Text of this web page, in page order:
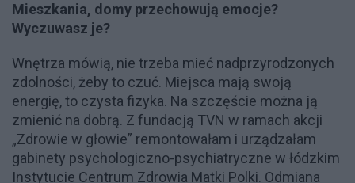
Mieszkania, domy przechowują emocje?
Wyczuwasz je?
Wnętrza mówią, nie trzeba mieć nadprzyrodzonych
zdolności, żeby to czuć. Miejsca mają swoją
energię, to czysta fizyka. Na szczęście można ją
zmienić na dobrą. Z fundacją TVN w ramach akcji
„Zdrowie w głowie” remontowałam i urządzałam
gabinety psychologiczno-psychiatryczne w łódzkim
Instytucie Centrum Zdrowia Matki Polki. Odmiana